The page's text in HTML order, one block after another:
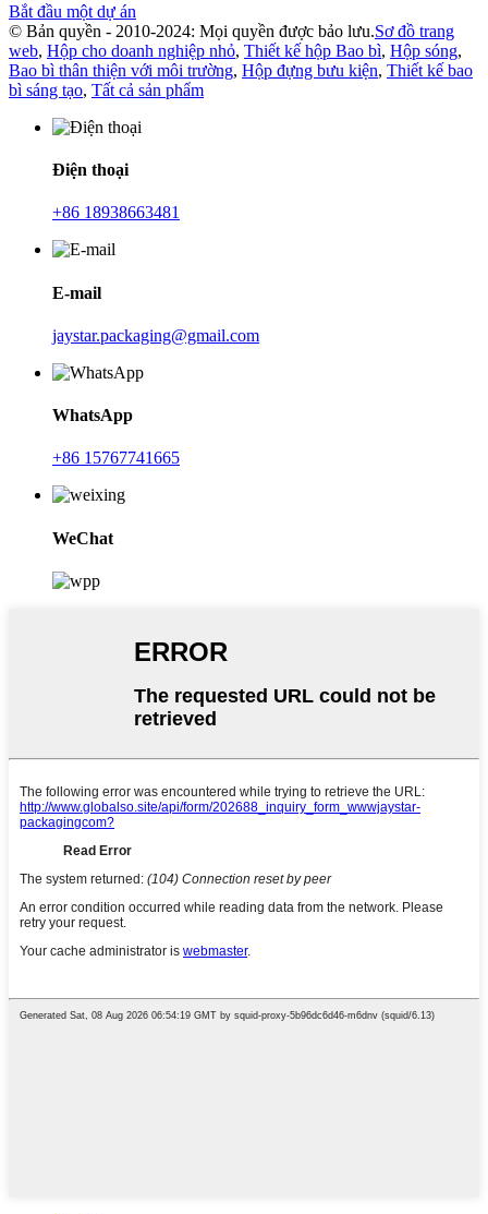
Bắt đầu một dự án
© Bản quyền - 2010-2024: Mọi quyền được bảo lưu.Sơ đồ trang
web, Hộp cho doanh nghiệp nhỏ, Thiết kế hộp Bao bì, Hộp sóng,
Bao bì thân thiện với môi trường, Hộp đựng bưu kiện, Thiết kế bao
bì sáng tạo, Tất cả sản phẩm
Điện thoại
+86 18938663481
E-mail
jaystar.packaging@gmail.com
WhatsApp
+86 15767741665
WeChat